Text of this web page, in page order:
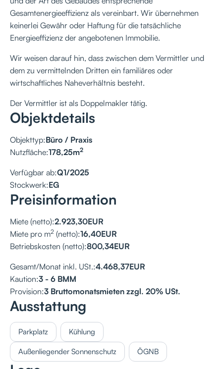
Gesamtenergieeffizienz als vereinbart. Wir übernehmen
keinerlei Gewähr oder Haftung für die tatsächliche
Energieeffizienz der angebotenen Immobilie.
Wir weisen darauf hin, dass zwischen dem Vermittler und
dem zu vermittelnden Dritten ein familiäres oder
wirtschaftliches Naheverhältnis besteht.
Der Vermittler ist als Doppelmakler tätig.
Objektdetails
Objekttyp:Büro / Praxis
Nutzfläche:178,25m2
Verfügbar ab:Q1/2025
Stockwerk:EG
Preisinformation
Miete (netto):2.923,30EUR
Miete pro m2 (netto):16,40EUR
Betriebskosten (netto):800,34EUR
Gesamt/Monat inkl. USt.:4.468,37EUR
Kaution:3 - 6 BMM
Provision:3 Bruttomonatsmieten zzgl. 20% USt.
Ausstattung
Parkplatz Kühlung
Außenliegender Sonnenschutz ÖGNB